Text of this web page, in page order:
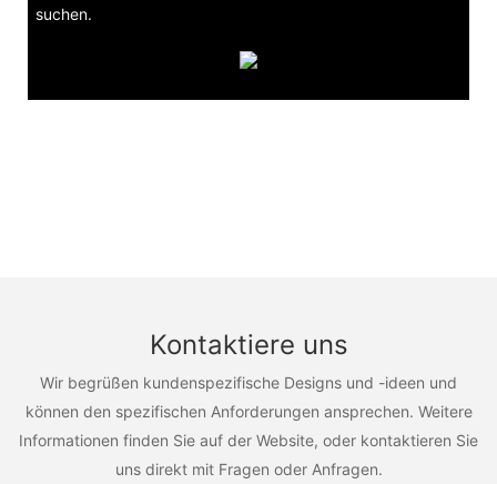
suchen.
Kontaktiere uns
Wir begrüßen kundenspezifische Designs und -ideen und
können den spezifischen Anforderungen ansprechen. Weitere
Informationen finden Sie auf der Website, oder kontaktieren Sie
uns direkt mit Fragen oder Anfragen.